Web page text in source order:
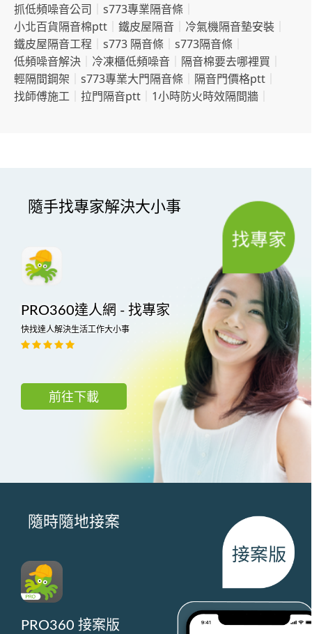
抓低頻噪音公司
s773專業隔音條
小北百貨隔音棉ptt
鐵皮屋隔音 冷氣機隔音墊安裝
鐵皮屋隔音工程
s773 隔音條 s773隔音條
低頻噪音解決
冷凍櫃低頻噪音 隔音棉要去哪裡買
輕隔間鋼架
s773專業大門隔音條 隔音門價格ptt
找師傅施工
拉門隔音ptt 1小時防火時效隔間牆
隨手找專家解決大小事
PRO360達人網 - 找專家
快找達人解決生活工作大小事
前往下載
隨時隨地接案
PRO360 接案版